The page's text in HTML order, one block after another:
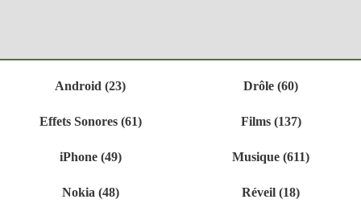
Android (23) Drôle (60)
Effets Sonores (61) Films (137)
iPhone (49) Musique (611)
Nokia (48) Réveil (18)